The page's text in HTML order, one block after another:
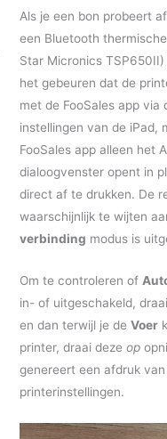
Als je een bon probeert
een Bluetooth
Star Micronics
het gebeuren dat de
met de FooSales app via
instellingen van de iPad,
FooSales app alleen het
dialoogvenster opent in
direct af te drukken. De
waarschijnlijk te wijten
verbinding modus is
Om te controleren of
in- of uitgeschakeld,
en dan terwijl je de Voer
printer, draai deze op
genereert een afdruk
printerinstellingen.